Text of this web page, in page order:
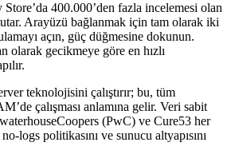
400.000’den fazla incelemesi olan
Arayüzü bağlanmak için tam olarak iki
açın, güç düğmesine dokunun.
olarak gecikmeye göre en hızlı
teknolojisini çalıştırır; bu, tüm
çalışması anlamına gelir. Veri sabit
(PwC) ve Cure53 her
logs politikasını ve sunucu altyapısını